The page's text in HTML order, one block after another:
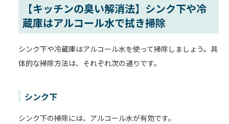
【キッチンの臭い解消法】シンク下や冷
蔵庫はアルコール水で拭き掃除
シンク下や冷蔵庫はアルコール水を使って掃除しましょう。具
体的な掃除方法は、それぞれ次の通りです。
シンク下
シンク下の掃除には、アルコール水が有効です。